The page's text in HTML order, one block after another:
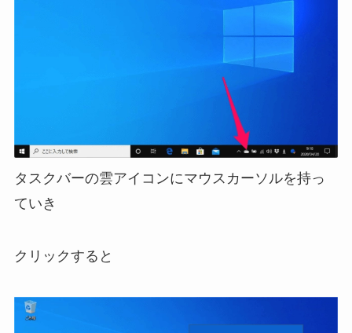
タスクバーの雲アイコンにマウスカーソルを持っ
ていき
クリックすると